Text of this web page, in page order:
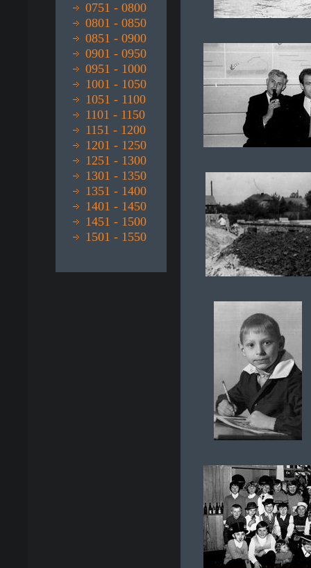
0751 - 0800
0801 - 0850
0851 - 0900
0901 - 0950
0951 - 1000
1001 - 1050
1051 - 1100
1101 - 1150
1151 - 1200
1201 - 1250
1251 - 1300
1301 - 1350
1351 - 1400
1401 - 1450
1451 - 1500
1501 - 1550